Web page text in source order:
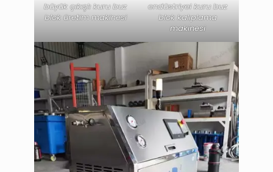
büyük çıkışlı kuru buz
blok üretim makinesi
endüstriyel kuru buz
blok kalıplama
makinesi